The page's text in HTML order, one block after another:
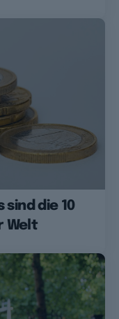
sind die 10
Welt